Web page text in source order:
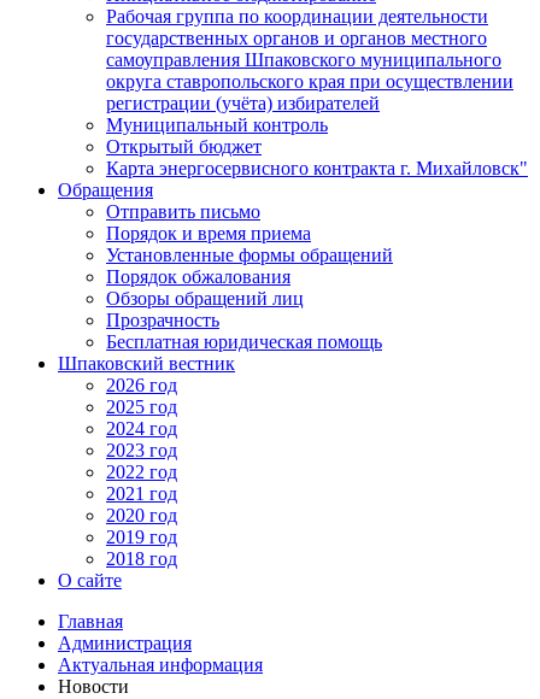
Рабочая группа по координации деятельности
государственных органов и органов местного
самоуправления Шпаковского муниципального
округа ставропольского края при осуществлении
регистрации (учёта) избирателей
Муниципальный контроль
Открытый бюджет
Карта энергосервисного контракта г. Михайловск"
Обращения
Отправить письмо
Порядок и время приема
Установленные формы обращений
Порядок обжалования
Обзоры обращений лиц
Прозрачность
Бесплатная юридическая помощь
Шпаковский вестник
2026 год
2025 год
2024 год
2023 год
2022 год
2021 год
2020 год
2019 год
2018 год
О сайте
Главная
Администрация
Актуальная информация
Новости